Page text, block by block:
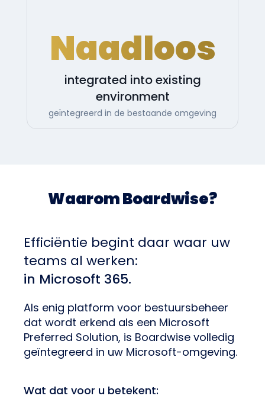
Naadloos
integrated into existing
environment
geïntegreerd in de bestaande omgeving
Waarom Boardwise?
Efficiëntie begint daar waar uw
teams al werken:
in Microsoft 365.
Als enig platform voor bestuursbeheer
dat wordt erkend als een Microsoft
Preferred Solution, is Boardwise volledig
geïntegreerd in uw Microsoft-omgeving.
Wat dat voor u betekent: